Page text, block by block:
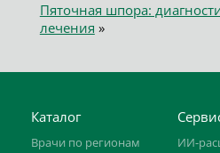
Пяточная шпора:
лечения »
Каталог
Врачи по регионам ИИ-